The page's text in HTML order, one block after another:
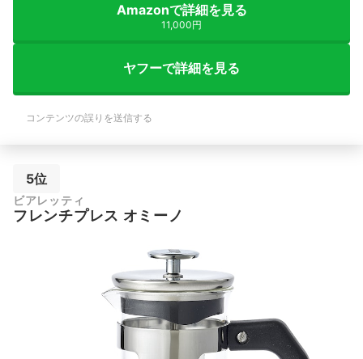
Amazonで詳細を見る
11,000円
ヤフーで詳細を見る
コンテンツの誤りを送信する
5位
ビアレッティ
フレンチプレス オミーノ